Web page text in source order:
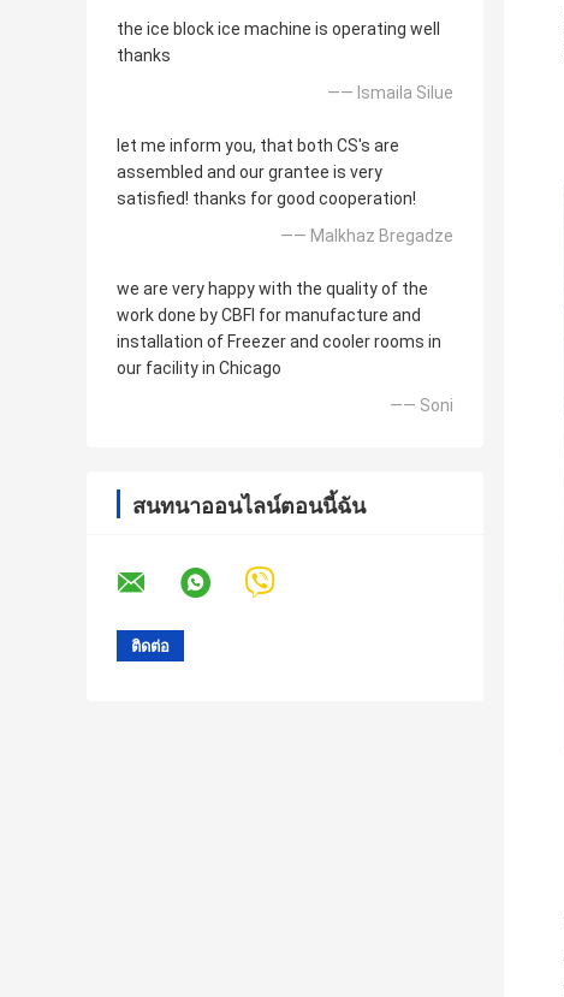
the ice block ice machine is operating well
thanks
—— Ismaila Silue
let me inform you, that both CS's are
assembled and our grantee is very
satisfied! thanks for good cooperation!
—— Malkhaz Bregadze
we are very happy with the quality of the
work done by CBFI for manufacture and
installation of Freezer and cooler rooms in
our facility in Chicago
—— Soni
สนทนาออนไลน์ตอนนี้ฉัน